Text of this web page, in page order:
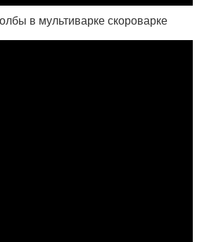
в мультиварке скороварке